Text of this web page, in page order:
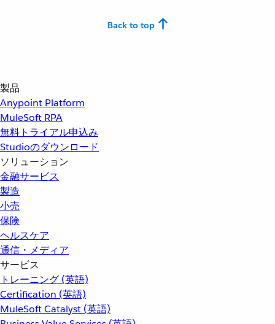
Back to top
製品
Anypoint Platform
MuleSoft RPA
無料トライアル申込み
Studioのダウンロード
ソリューション
金融サービス
製造
小売
保険
ヘルスケア
通信・メディア
サービス
トレーニング (英語)
Certification (英語)
MuleSoft Catalyst (英語)